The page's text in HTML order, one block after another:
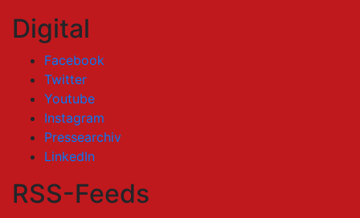
Digital
Facebook
Twitter
Youtube
Instagram
Pressearchiv
LinkedIn
RSS-Feeds